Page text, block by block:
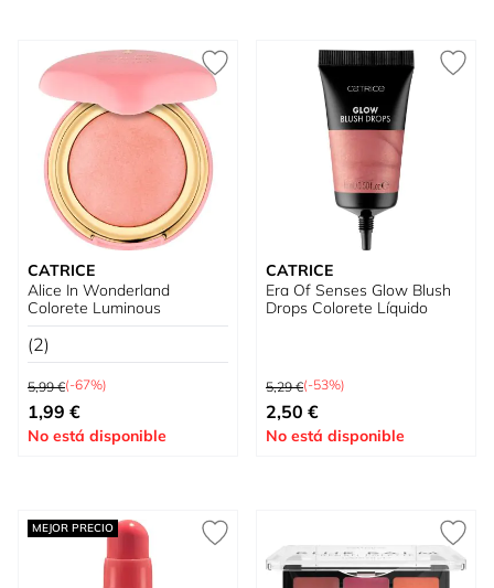
CATRICE
Alice In Wonderland
Colorete Luminous
(2)
Precio habitual
5,99 €(-67%)
Tan bajo como
1,99 €
No está disponible
CATRICE
Era Of Senses Glow Blush
Drops Colorete Líquido
Precio habitual
5,29 €(-53%)
Tan bajo como
2,50 €
No está disponible
MEJOR PRECIO